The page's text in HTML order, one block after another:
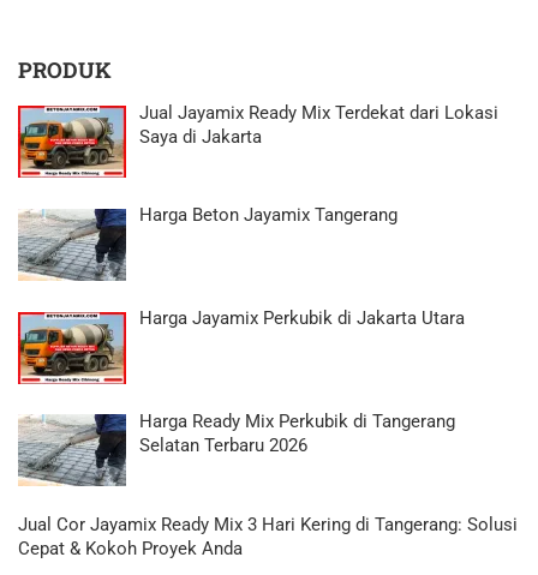
PRODUK
Jual Jayamix Ready Mix Terdekat dari Lokasi
Saya di Jakarta
Harga Beton Jayamix Tangerang
Harga Jayamix Perkubik di Jakarta Utara
Harga Ready Mix Perkubik di Tangerang
Selatan Terbaru 2026
Jual Cor Jayamix Ready Mix 3 Hari Kering di Tangerang: Solusi
Cepat & Kokoh Proyek Anda